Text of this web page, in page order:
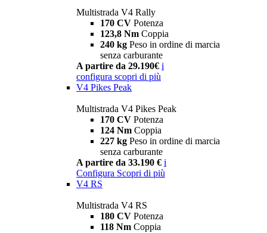
Multistrada V4 Rally
170 CV Potenza
123,8 Nm Coppia
240 kg Peso in ordine di marcia
senza carburante
A partire da 29.190€ i
configura scopri di più
V4 Pikes Peak
Multistrada V4 Pikes Peak
170 CV Potenza
124 Nm Coppia
227 kg Peso in ordine di marcia
senza carburante
A partire da 33.190 € i
Configura Scopri di più
V4 RS
Multistrada V4 RS
180 CV Potenza
118 Nm Coppia